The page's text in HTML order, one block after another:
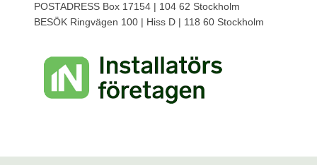
POSTADRESS Box 17154 | 104 62 Stockholm
BESÖK Ringvägen 100 | Hiss D | 118 60 Stockholm